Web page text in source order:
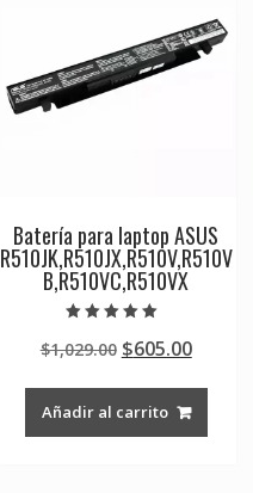
Batería para laptop ASUS
R510JK,R510JX,R510V,R510V
B,R510VC,R510VX
5.00
de 5
$1,029.00 Original
was:
$1,029.00.
$605.00
Añadir al carrito